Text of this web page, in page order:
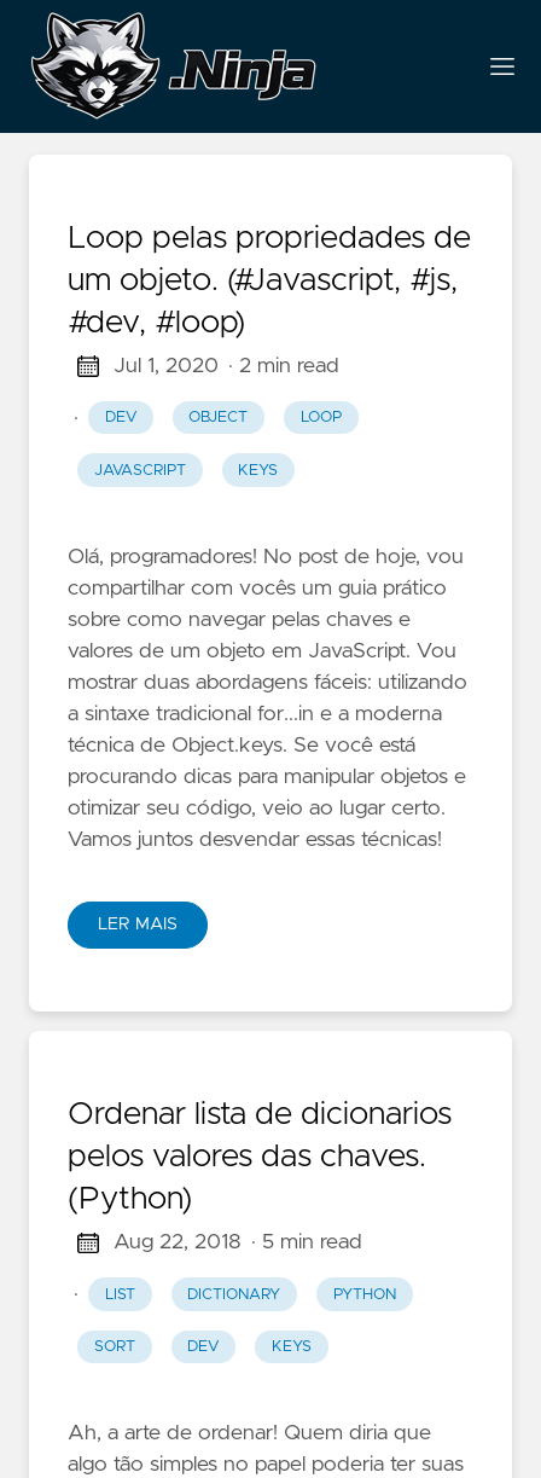
Loop pelas propriedades de
um objeto. (#Javascript, #js,
#dev, #loop)
Jul 1, 2020 · 2 min read
· DEV OBJECT LOOP
JAVASCRIPT KEYS
Olá, programadores! No post de hoje, vou
compartilhar com vocês um guia prático
sobre como navegar pelas chaves e
valores de um objeto em JavaScript. Vou
mostrar duas abordagens fáceis: utilizando
a sintaxe tradicional for...in e a moderna
técnica de Object.keys. Se você está
procurando dicas para manipular objetos e
otimizar seu código, veio ao lugar certo.
Vamos juntos desvendar essas técnicas!
LER MAIS
Ordenar lista de dicionarios
pelos valores das chaves.
(Python)
Aug 22, 2018 · 5 min read
· LIST DICTIONARY PYTHON
SORT DEV KEYS
Ah, a arte de ordenar! Quem diria que
algo tão simples no papel poderia ter suas